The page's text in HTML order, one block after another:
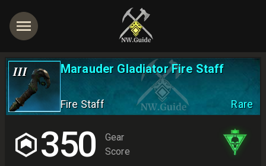
III Marauder Gladiator Fire Staff
Fire Staff Rare
350
Gear
Score